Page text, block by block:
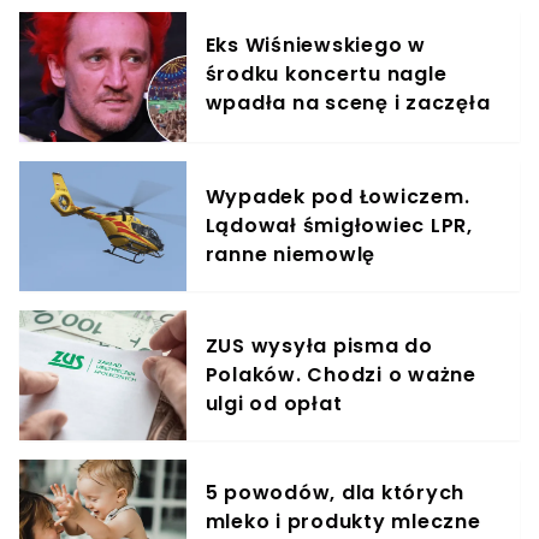
Eks Wiśniewskiego w
środku koncertu nagle
wpadła na scenę i zaczęła
Wypadek pod Łowiczem.
Lądował śmigłowiec LPR,
ranne niemowlę
ZUS wysyła pisma do
Polaków. Chodzi o ważne
ulgi od opłat
5 powodów, dla których
mleko i produkty mleczne